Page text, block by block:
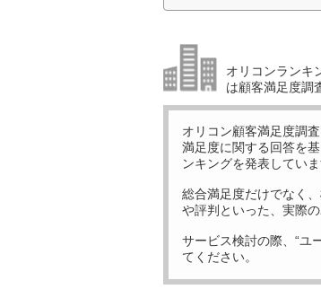
オリコンランキ
は顧客満足度調
オリコン顧客満足度調
満足度に関する回答を
ンキングを発表していま
総合満足度だけでなく
や評判といった、実際
サービス検討の際、“ユ
てください。